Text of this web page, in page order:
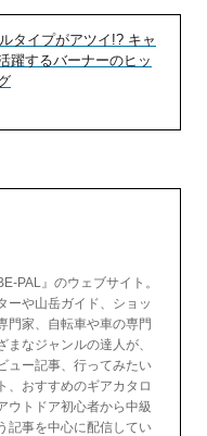
タイプがアツイ!? キャ
躍するバーナーのヒッ
PAL』のウェブサイト。
ーや山岳ガイド、ショッ
門家、自転車や車の専門
まなジャンルの達人が、
ュー記事、行ってみたい
、おすすめのギアカタロ
ウトドア初心者から中級
記事を中心に配信してい